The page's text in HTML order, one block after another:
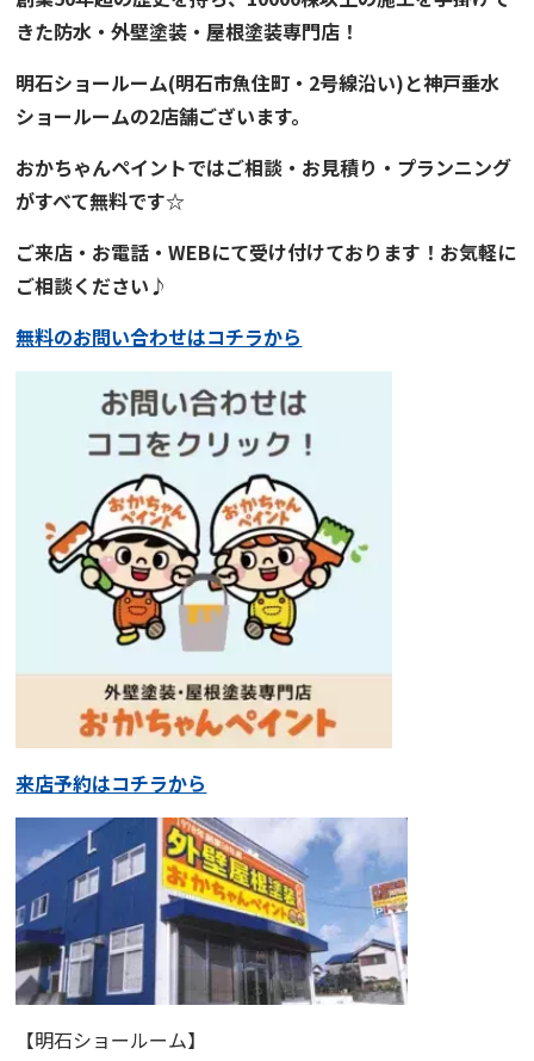
きた防水・外壁塗装・屋根塗装専門店！
明石ショールーム(明石市魚住町・2号線沿い)と神戸垂水
ショールームの2店舗ございます。
おかちゃんペイントではご相談・お見積り・プランニング
がすべて無料です☆
ご来店・お電話・WEBにて受け付けております！お気軽に
ご相談ください♪
無料のお問い合わせはコチラから
来店予約はコチラから
【明石ショールーム】